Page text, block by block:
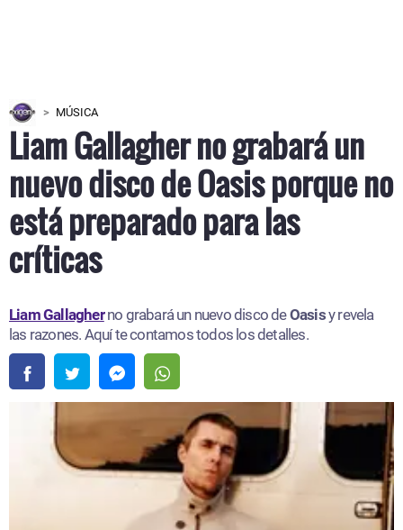
MÚSICA
Liam Gallagher no grabará un
nuevo disco de Oasis porque no
está preparado para las
críticas
Liam Gallagherno grabará un nuevo disco deOasisy revela
las razones. Aquí te contamos todos los detalles.